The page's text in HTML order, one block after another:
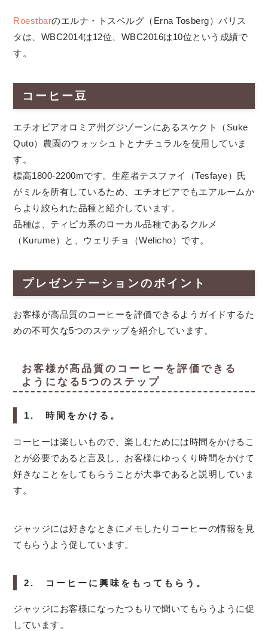
Roestbarのエルナ・トスベルグ（Erna Tosberg）バリス
タは、WBC2014は12位、WBC2016は10位という成績で
す。
コーヒー豆
エチオピアオロミア州グジゾーンにあるスケクト（Suke
Quto）農園のウォッシュトとナチュラルを使用していま
す。
標高1800-2200mです。生産者テスファイ（Tesfaye）氏
がミルを所有しているため、エチオピアでもエアルームか
らより絞られた品種と紹介しています。
品種は、ティピカ系のローカル品種であるクルメ
（Kurume）と、ウェリチョ（Welicho）です。
プレゼンテーションのポイント
お客様が高品質のコーヒーを評価できるようガイドするた
めの不可欠な5つのステップを紹介しています。
お客様が高品質のコーヒーを評価できる
ようになる5つのステップ
1. 時間をかける。
コーヒーは楽しいもので、楽しむためには時間をかけるこ
とが必要であると言及し、お客様にゆっくり時間をかけて
好きなことをしてもらうことが大事であると説明していま
す。
ジャッジには好きなときにメモしたりコーヒーの情報を見
てもらうよう促しています。
2. コーヒーに興味をもってもらう。
ジャッジにお客様になったつもりで聞いてもらうように促
しています。